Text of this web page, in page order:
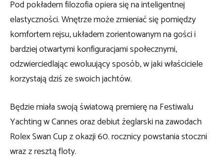
Pod pokładem filozofia opiera się na inteligentnej
elastyczności. Wnętrze może zmieniać się pomiędzy
komfortem rejsu, układem zorientowanym na gości i
bardziej otwartymi konfiguracjami społecznymi,
odzwierciedlając ewoluujący sposób, w jaki właściciele
korzystają dziś ze swoich jachtów.
Będzie miała swoją światową premierę na Festiwalu
Yachting w Cannes oraz debiut żeglarski na zawodach
Rolex Swan Cup z okazji 60. rocznicy powstania stoczni
wraz z resztą floty.